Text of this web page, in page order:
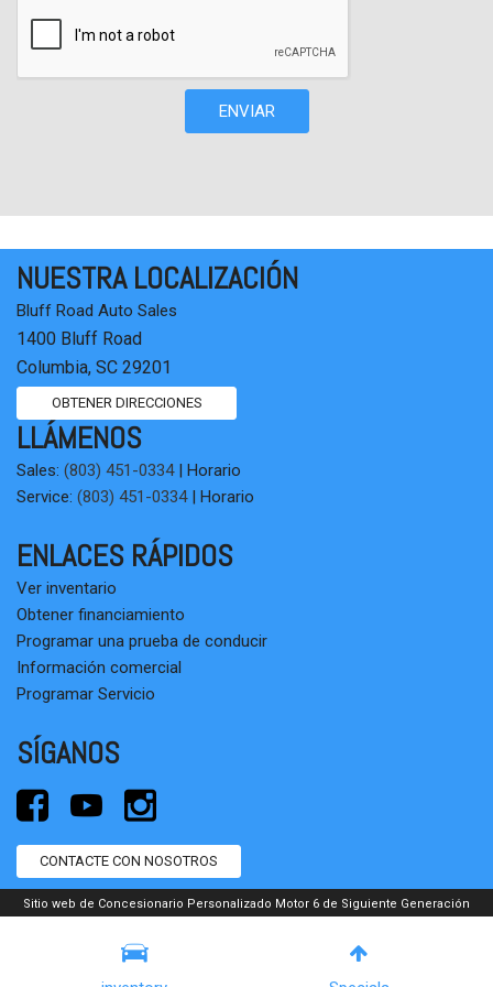
Alerón
Stain-Resistant Cloth Seating Surfaces
Controles de audio en el volante
Telescoping steering wheel
Computadora de navegación
Escobillas con variabilidad intermitente
Wheel Locks
ENVIAR
NUESTRA LOCALIZACIÓN
Bluff Road Auto Sales
1400 Bluff Road
Columbia, SC 29201
OBTENER DIRECCIONES
LLÁMENOS
Sales: (803) 451-0334| Horario
Service: (803) 451-0334| Horario
ENLACES RÁPIDOS
Ver inventario
Obtener financiamiento
Programar una prueba de conducir
Información comercial
Programar Servicio
SÍGANOS
CONTACTE CON NOSOTROS
Sitio web de Concesionario Personalizado Motor 6 de Siguiente Generación